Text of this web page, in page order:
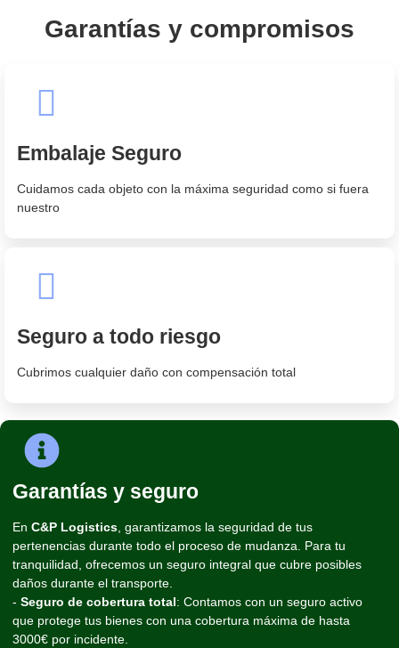
Garantías y compromisos
Embalaje Seguro
Cuidamos cada objeto con la máxima seguridad como si fuera
nuestro
Seguro a todo riesgo
Cubrimos cualquier daño con compensación total
Garantías y seguro
En C&P Logistics , garantizamos la seguridad de tus
pertenencias durante todo el proceso de mudanza. Para tu
tranquilidad, ofrecemos un seguro integral que cubre posibles
daños durante el transporte.
- Seguro de cobertura total: Contamos con un seguro activo
que protege tus bienes con una cobertura máxima de hasta
3000€ por incidente.